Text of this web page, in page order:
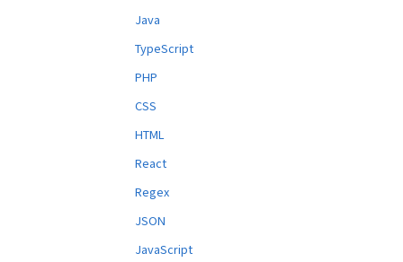
Java
TypeScript
PHP
CSS
HTML
React
Regex
JSON
JavaScript